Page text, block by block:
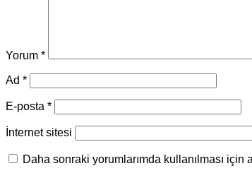
Yorum *
Ad *
E-posta *
İnternet sitesi
Daha sonraki yorumlarımda kullanılması